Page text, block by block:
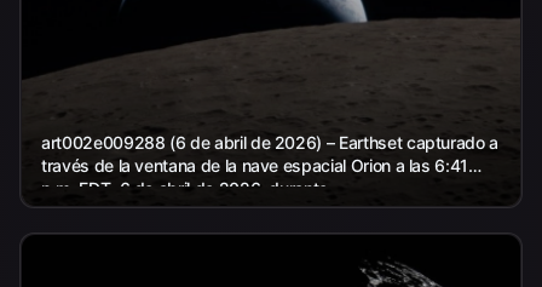
art002e009288 (6 de abril de 2026) – Earthset capturado a
través de la ventana de la nave espacial Orion a las 6:41
p.m. EDT, 6 de abril de 2026, durante...